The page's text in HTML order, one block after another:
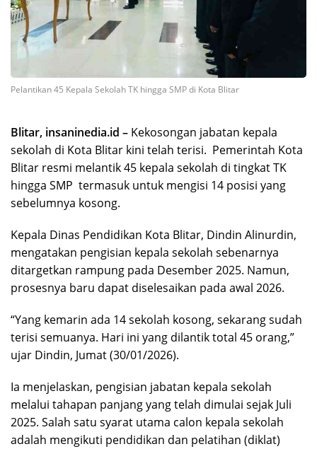
Pelantikan 45 Kepala Sekolah TK hingga SMP di Kota Blitar
Blitar, insaninedia.id – Kekosongan jabatan kepala
sekolah di Kota Blitar kini telah terisi. Pemerintah Kota
Blitar resmi melantik 45 kepala sekolah di tingkat TK
hingga SMP termasuk untuk mengisi 14 posisi yang
sebelumnya kosong.
Kepala Dinas Pendidikan Kota Blitar, Dindin Alinurdin,
mengatakan pengisian kepala sekolah sebenarnya
ditargetkan rampung pada Desember 2025. Namun,
prosesnya baru dapat diselesaikan pada awal 2026.
“Yang kemarin ada 14 sekolah kosong, sekarang sudah
terisi semuanya. Hari ini yang dilantik total 45 orang,”
ujar Dindin, Jumat (30/01/2026).
Ia menjelaskan, pengisian jabatan kepala sekolah
melalui tahapan panjang yang telah dimulai sejak Juli
2025. Salah satu syarat utama calon kepala sekolah
adalah mengikuti pendidikan dan pelatihan (diklat)